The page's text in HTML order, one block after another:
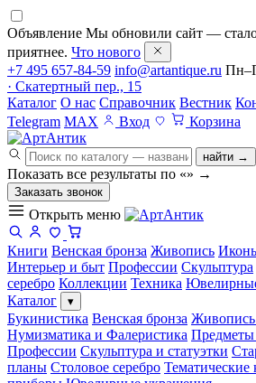
Объявление Мы обновили сайт — стало
приятнее. Что нового
+7 495 657-84-59 info@artantique.ru
· Скатертный пер., 15
Каталог О нас Справочник Вестник
Telegram MAX Вход Корзина
найти →
Показать все результаты по «» →
Заказать звонок
Открыть меню
Книги Венская бронза Живопись
Интерьер и быт Профессии Скульптура
серебро Коллекции Техника
Каталог
▾
Букинистика Венская бронза Живопись
Нумизматика и Фалеристика Предметы
Профессии Скульптура и статуэтки
планы Столовое серебро Тематические